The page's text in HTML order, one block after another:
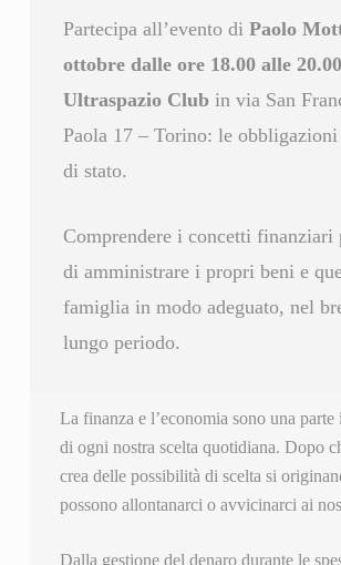
Partecipa all’evento di Paolo
ottobre dalle ore 18.00 alle
Ultraspazio Clubin via San
Paola 17 – Torino: le
di stato.
Comprendere i concetti finanziari
di amministrare i propri beni e
famiglia in modo adeguato, nel
lungo periodo.
La finanza e l’economia sono una
di ogni nostra scelta quotidiana. Dopo
crea delle possibilità di scelta si
possono allontanarci o avvicinarci ai
Dalla gestione del denaro durante le